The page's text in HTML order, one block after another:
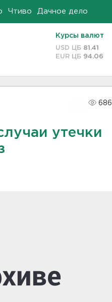
Чтиво Дачное дело
Курсы валют
USD ЦБ 81.41
EUR ЦБ 94.06
686
утечки